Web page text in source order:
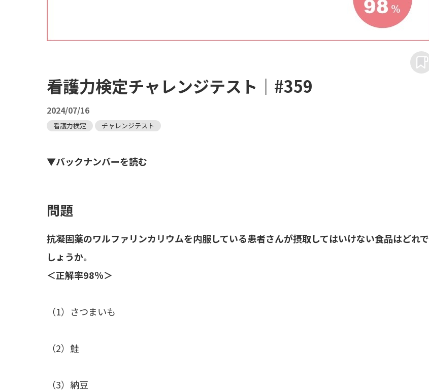
看護力検定チャレンジテスト｜#359
2024/07/16
看護力検定 チャレンジテスト
▼バックナンバーを読む
問題
抗凝固薬のワルファリンカリウムを内服している患者さんが摂取してはいけない食品はどれで
しょうか。
＜正解率98％＞
（1）さつまいも
（2）鮭
（3）納豆